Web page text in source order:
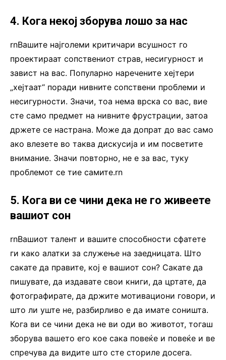
4. Кога некој зборува лошо за нас
rnВашите најголеми критичари всушност го
проектираат сопствениот страв, несигурност и
завист на вас. Популарно наречените хејтери
„хејтаат“ поради нивните сопствени проблеми и
несигурности. Значи, тоа нема врска со вас, вие
сте само предмет на нивните фрустрации, затоа
држете се настрана. Може да допрат до вас само
ако влезете во таква дискусија и им посветите
внимание. Значи повторно, не е за вас, туку
проблемот се тие самите.rn
5. Кога ви се чини дека не го живеете
вашиот сон
rnВашиот талент и вашите способности сфатете
ги како алатки за служење на заедницата. Што
сакате да правите, кој е вашиот сон? Сакате да
пишувате, да издавате свои книги, да цртате, да
фотографирате, да држите мотивациони говори, и
што ли уште не, разбирливо е да имате соништа.
Кога ви се чини дека не ви оди во животот, тогаш
зборува вашето его кое сака повеќе и повеќе и ве
спречува да видите што сте сториле досега.